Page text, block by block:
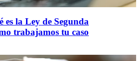
es la Ley de Segunda
trabajamos tu caso